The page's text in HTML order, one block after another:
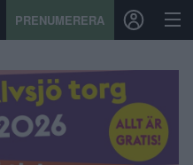
PRENUMERERA